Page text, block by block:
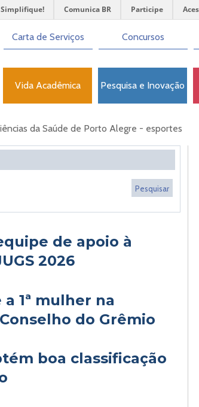
Simplifique! Comunica BR Participe
Carta de Serviços Concursos
Vida Acadêmica Pesquisa e Inovação
da Saúde de Porto Alegre - esportes
de apoio à
2026
1ª mulher na
do Grêmio
boa classificação